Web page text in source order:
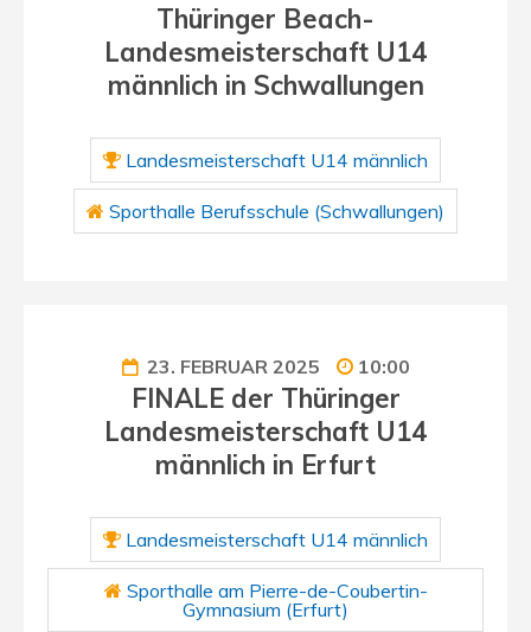
Thüringer Beach-
Landesmeisterschaft U14
männlich in Schwallungen
Landesmeisterschaft U14 männlich
Sporthalle Berufsschule (Schwallungen)
23. FEBRUAR 2025 10:00
FINALE der Thüringer
Landesmeisterschaft U14
männlich in Erfurt
Landesmeisterschaft U14 männlich
Sporthalle am Pierre-de-Coubertin-
Gymnasium (Erfurt)